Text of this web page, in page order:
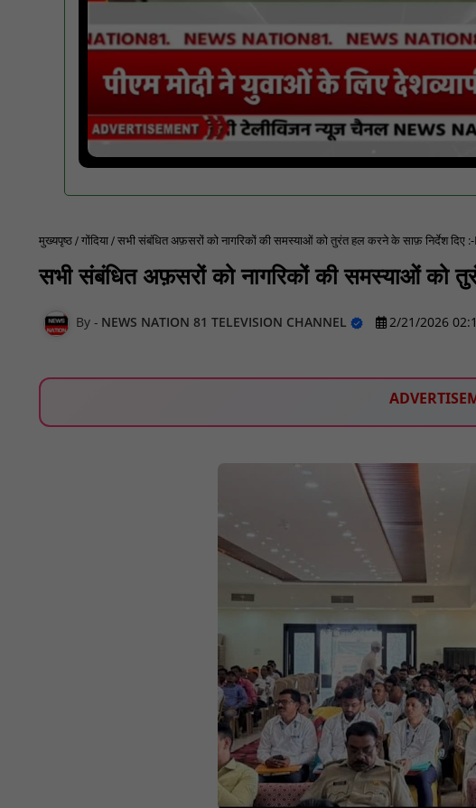
मुख्यपृष्ठ गोंदिया सभी संबंधित अफ़सरों को नागरिकों की समस्याओं को तुरंत हल करने के साफ़ निर्देश दिए
सभी संबंधित अफ़सरों को नागरिकों की समस्याओं को
NEWS NATION 81 TELEVISION CHANNEL 2/21/2026